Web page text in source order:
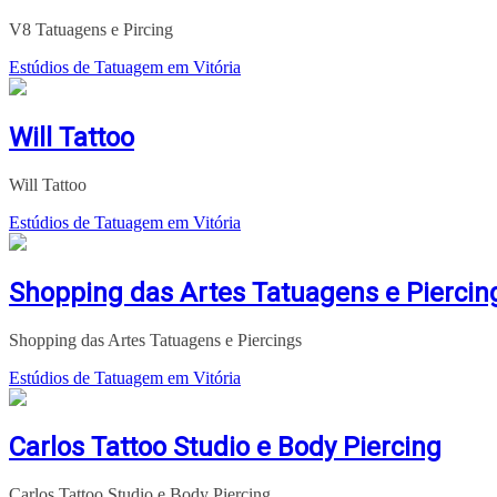
V8 Tatuagens e Pircing
Estúdios de Tatuagem em Vitória
Will Tattoo
Will Tattoo
Estúdios de Tatuagem em Vitória
Shopping das Artes Tatuagens e
Shopping das Artes Tatuagens e Piercings
Estúdios de Tatuagem em Vitória
Carlos Tattoo Studio e Body Piercing